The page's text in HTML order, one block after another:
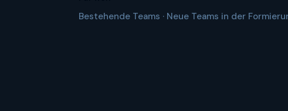
Bestehende Teams · Neue Teams in der